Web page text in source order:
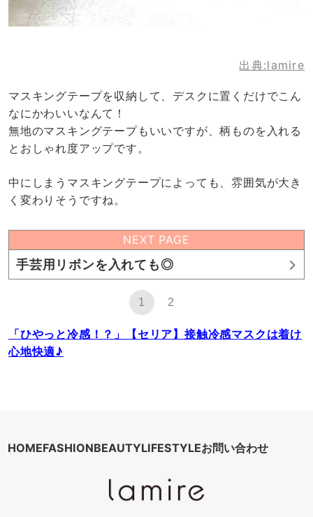
出典:lamire
マスキングテープを収納して、デスクに置くだけでこん
なにかわいいなんて！
無地のマスキングテープもいいですが、柄ものを入れる
とおしゃれ度アップです。
中にしまうマスキングテープによっても、雰囲気が大き
く変わりそうですね。
NEXT PAGE
手芸用リボンを入れても◎
1 2
「ひやっと冷感！？」【セリア】接触冷感マスクは着け
心地快適♪
HOMEFASHIONBEAUTYLIFESTYLEお問い合わせ